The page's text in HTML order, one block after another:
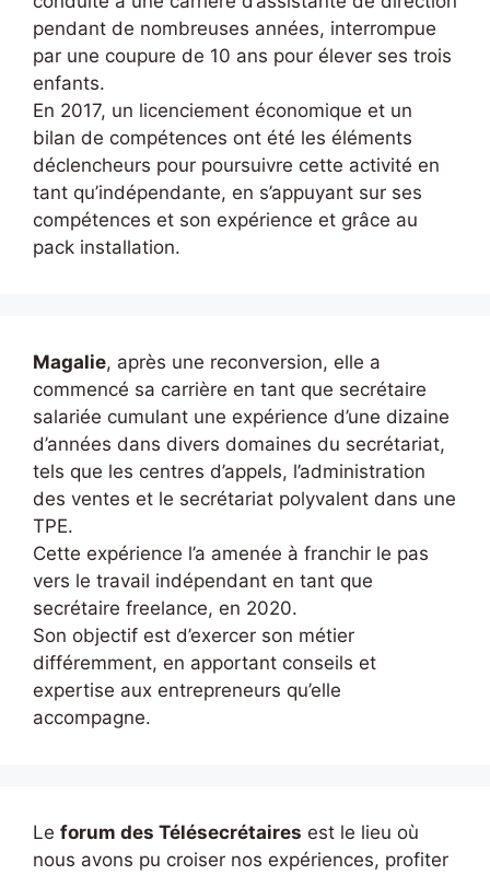
pendant de nombreuses années, interrompue
par une coupure de 10 ans pour élever ses trois
enfants.
En 2017, un licenciement économique et un
bilan de compétences ont été les éléments
déclencheurs pour poursuivre cette activité en
tant qu’indépendante, en s’appuyant sur ses
compétences et son expérience et grâce au
pack installation.
Magalie, après une reconversion, elle a
commencé sa carrière en tant que secrétaire
salariée cumulant une expérience d’une dizaine
d’années dans divers domaines du secrétariat,
tels que les centres d’appels, l’administration
des ventes et le secrétariat polyvalent dans une
TPE.
Cette expérience l’a amenée à franchir le pas
vers le travail indépendant en tant que
secrétaire freelance, en 2020.
Son objectif est d’exercer son métier
différemment, en apportant conseils et
expertise aux entrepreneurs qu’elle
accompagne.
Le forum des Télésecrétaires est le lieu où
nous avons pu croiser nos expériences, profiter